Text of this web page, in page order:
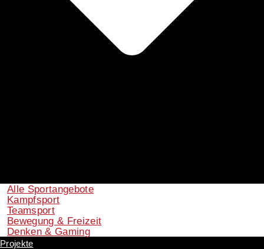
Alle Sportangebote
Kampfsport
Teamsport
Bewegung & Freizeit
Denken & Gaming
Projekte